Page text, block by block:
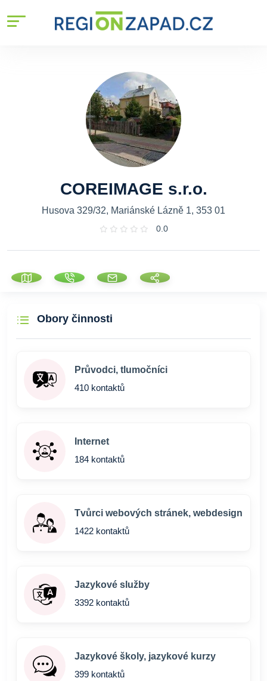
COREIMAGE s.r.o.
Husova 329/32, Mariánské Lázně 1, 353 01
0.0
Obory činnosti
Průvodci, tlumočníci
410 kontaktů
Internet
184 kontaktů
Tvůrci webových stránek, webdesign
1422 kontaktů
Jazykové služby
3392 kontaktů
Jazykové školy, jazykové kurzy
399 kontaktů